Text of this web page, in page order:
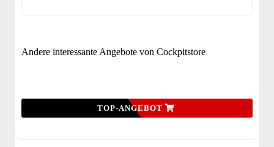
Andere interessante Angebote von Cockpitstore
TOP-ANGEBOT